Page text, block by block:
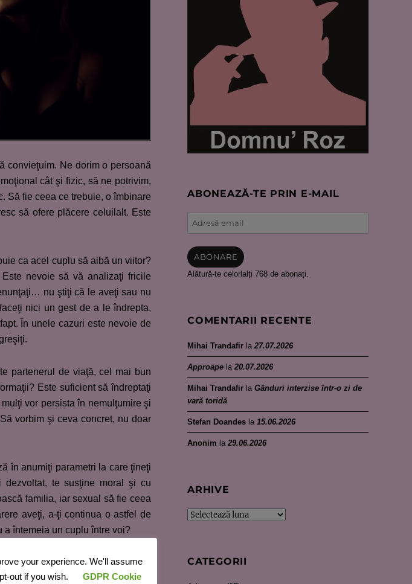
convieţuim. Ne dorim o persoană
cât şi fizic, să ne potrivim,
Să fie ceea ce trebuie, o îmbinare
să ofere plăcere celuilalt. Este
ca acel cuplu să aibă un viitor?
nevoie să vă analizaţi fricile
nu ştiţi că le aveţi sau nu
nici un gest de a le îndrepta,
În unele cazuri este nevoie de
partenerul de viaţă, cel mai bun
Este suficient să îndreptaţi
vor persista în nemulţumire şi
vorbim şi ceva concret, nu doar
în anumiţi parametri la care ţineţi
te susţine moral şi cu
familia, iar sexual să fie ceea
aveţi, a-ţi continua o astfel de
a întemeia un cuplu între voi?
şi vor răspunde pozitiv, vor
să aibă viitor. Cei mai mulţi vor
ABONEAZĂ-TE PRIN E-MAIL
Adresă
email
ABONARE
Alătură-te celorlalți 768 de abonați.
COMENTARII RECENTE
Mihai Trandafir la 27.07.2026
Approape la 20.07.2026
Mihai Trandafir la Gânduri interzise într-o zi de
vară toridă
Stefan Doandes la 15.06.2026
Anonim la 29.06.2026
ARHIVE
Arhive
CATEGORII
your experience. We'll assume
out if you wish.
GDPR Cookie